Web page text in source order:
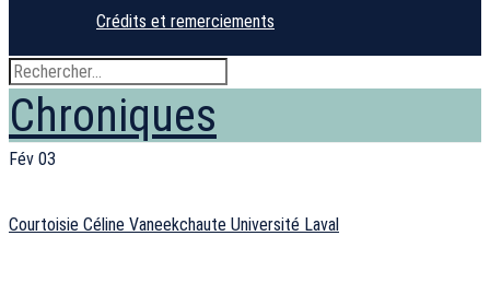
Crédits et remerciements
Chroniques
Fév 03
Courtoisie Céline Vaneekchaute Université Laval